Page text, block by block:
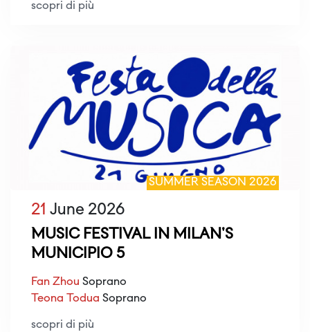
scopri di più
SUMMER SEASON 2026
21 June 2026
MUSIC FESTIVAL IN MILAN'S
MUNICIPIO 5
Fan Zhou Soprano
Teona Todua Soprano
scopri di più